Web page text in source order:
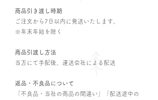
商品引き渡し時期
ご注文から7日以内に発送いたします。
​※年末年始を除く
商品引渡し方法
当方にて手配後、運送会社による配送
返品・不良品について
「不良品・当社の商品の間違い」「配送途中の